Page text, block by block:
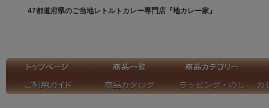
47都道府県のご当地レトルトカレー専門店『地カレー家』